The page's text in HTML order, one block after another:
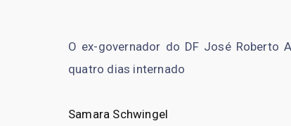
O ex-governador do DF José Roberto
quatro dias internado
Samara Schwingel